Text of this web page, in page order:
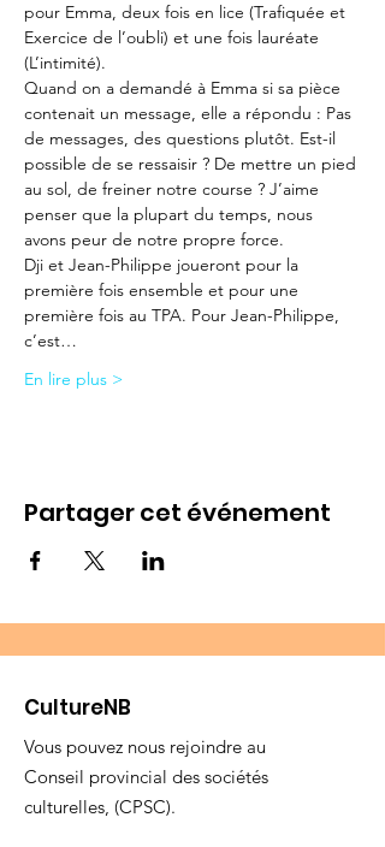
pour Emma, deux fois en lice (Trafiquée et
Exercice de l’oubli) et une fois lauréate
(L’intimité).
Quand on a demandé à Emma si sa pièce
contenait un message, elle a répondu : Pas
de messages, des questions plutôt. Est-il
possible de se ressaisir ? De mettre un pied
au sol, de freiner notre course ? J’aime
penser que la plupart du temps, nous
avons peur de notre propre force.
Dji et Jean-Philippe joueront pour la
première fois ensemble et pour une
première fois au TPA. Pour Jean-Philippe,
c’est…
En lire plus >
Partager cet événement
CultureNB
Vous pouvez nous rejoindre au
Conseil provincial des sociétés
culturelles, (CPSC).